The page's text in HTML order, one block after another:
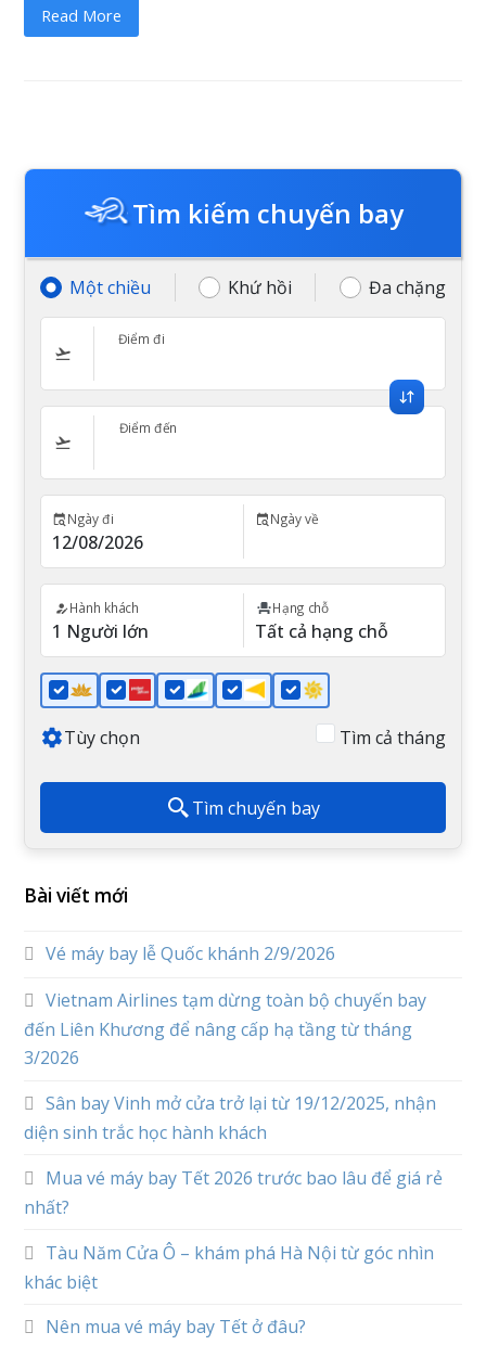
Read More
Tìm kiếm chuyến bay
Một chiều Khứ hồi Đa chặng
Điểm đi
Điểm đến
Ngày đi Ngày về
Hành khách Hạng chỗ
Tùy chọn Tìm cả tháng
Tìm chuyến bay
Bài viết mới
Vé máy bay lễ Quốc khánh 2/9/2026
Vietnam Airlines tạm dừng toàn bộ chuyến bay
đến Liên Khương để nâng cấp hạ tầng từ tháng
3/2026
Sân bay Vinh mở cửa trở lại từ 19/12/2025, nhận
diện sinh trắc học hành khách
Mua vé máy bay Tết 2026 trước bao lâu để giá rẻ
nhất?
Tàu Năm Cửa Ô – khám phá Hà Nội từ góc nhìn
khác biệt
Nên mua vé máy bay Tết ở đâu?